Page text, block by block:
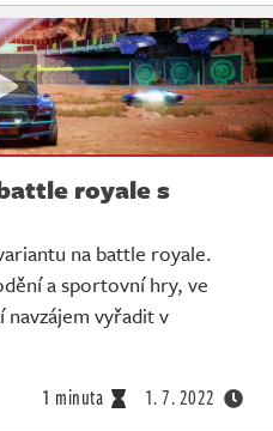
royale s
na battle royale.
a sportovní hry, ve
navzájem vyřadit v
1 minuta 1. 7. 2022